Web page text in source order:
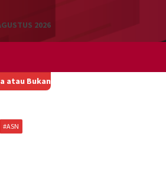
2026
Di Kampung Nelayan Pakis Jaya
#ASN